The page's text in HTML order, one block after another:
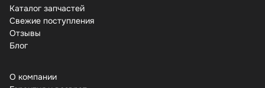
Каталог запчастей
Свежие поступления
Отзывы
Бло
О компании